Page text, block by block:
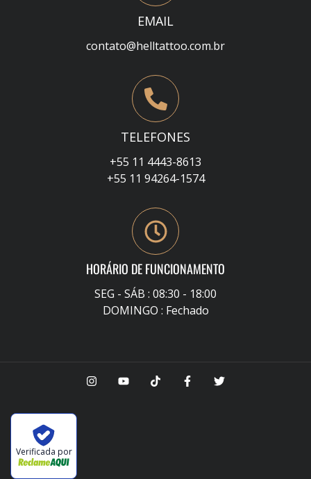
EMAIL
contato@helltattoo.com.br
TELEFONES
+55 11 4443-8613
+55 11 94264-1574
HORÁRIO DE FUNCIONAMENTO
SEG - SÁB : 08:30 - 18:00
DOMINGO : Fechado
Verificada por